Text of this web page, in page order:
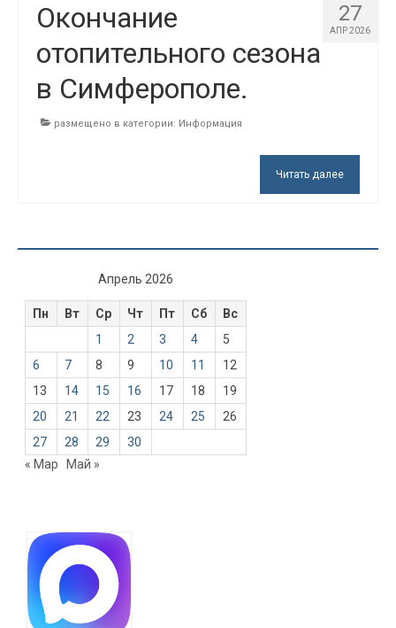
27
АПР 2026
Окончание
отопительного сезона
в Симферополе.
размещено в категории: Информация
Читать далее
Апрель 2026
Пн Вт Ср Чт Пт Сб
Вс
1
2 3 4
5
6
7 8 9 10 11
12
13
14 15 16 17 18
19
20
21 22 23 24 25
26
27
28 29
30
« Мар
Май »